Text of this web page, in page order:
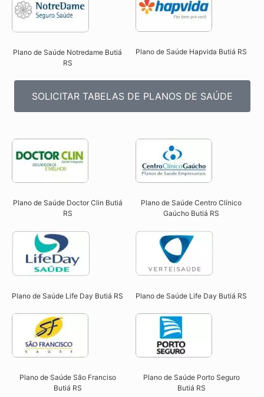
Plano de Saúde Notredame Butiá
RS​
Plano de Saúde Hapvida Butiá RS​
SOLICITAR TABELAS DE PLANOS DE SAÚDE
Plano de Saúde Doctor Clin Butiá
RS​
Plano de Saúde Centro Clínico
Gaúcho Butiá RS​
Plano de Saúde Life Day Butiá RS Plano de Saúde Life Day Butiá RS
Plano de Saúde São Franciso
Butiá RS​
Plano de Saúde Porto Seguro
Butiá RS​